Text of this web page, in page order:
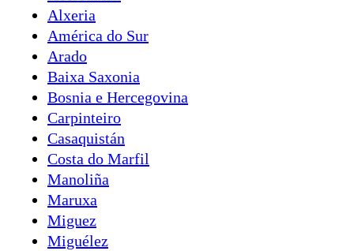
Alxeria
América do Sur
Arado
Baixa Saxonia
Bosnia e Hercegovina
Carpinteiro
Casaquistán
Costa do Marfil
Manoliña
Maruxa
Miguez
Miguélez